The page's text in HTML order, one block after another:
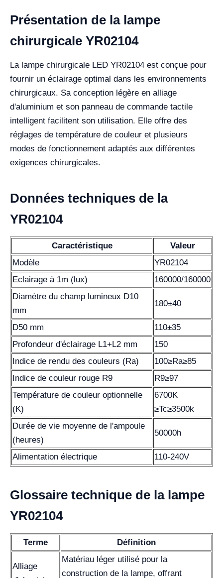
Présentation de la lampe
chirurgicale YR02104
La lampe chirurgicale LED YR02104 est conçue pour
fournir un éclairage optimal dans les environnements
chirurgicaux. Sa conception légère en alliage
d'aluminium et son panneau de commande tactile
intelligent facilitent son utilisation. Elle offre des
réglages de température de couleur et plusieurs
modes de fonctionnement adaptés aux différentes
exigences chirurgicales.
Données techniques de la
YR02104
Caractéristique
Valeur
Modèle
YR02104
Eclairage à 1m (lux)
160000/160000
Diamètre du champ lumineux D10
mm
180±40
D50 mm
110±35
Profondeur d'éclairage L1+L2 mm
150
Indice de rendu des couleurs (Ra)
100≥Ra≥85
Indice de couleur rouge R9
R9≥97
Température de couleur optionnelle
(K)
6700K
≥Tc≥3500k
Durée de vie moyenne de l'ampoule
(heures)
50000h
Alimentation électrique 110-240V
Glossaire technique de la lampe
YR02104
Terme Définition
Alliage
Matériau léger utilisé pour la
construction de la lampe, offrant